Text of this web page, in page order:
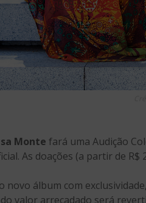
Monte fará uma Audição
As doações (a partir de
novo álbum com
valor arrecadado será